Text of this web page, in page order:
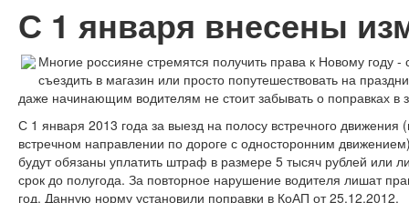
С 1 января внесены
Многие россияне стремятся получить права к Новому году
съездить в магазин или просто попутешествовать на
даже начинающим водителям не стоит забывать о поправках в
С 1 января 2013 года за выезд на полосу встречного движения
встречном направлении по дороге с односторонним
будут обязаны уплатить штраф в размере 5 тысяч рублей или
срок до полугода. За повторное нарушение водителя лишат
год. Данную норму установили поправки в КоАП от 25.12.2012.